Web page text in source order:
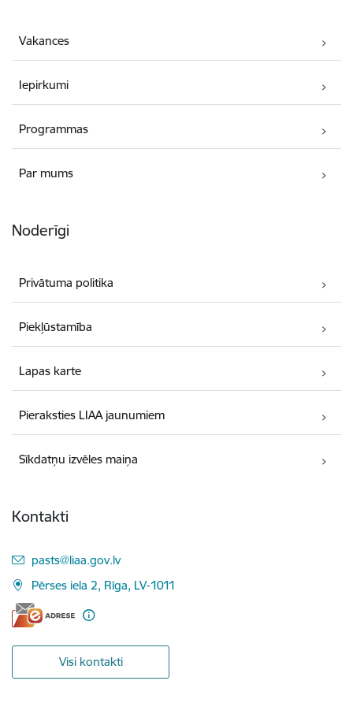
Vakances
Iepirkumi
Programmas
Par mums
Noderīgi
Privātuma politika
Piekļūstamība
Lapas karte
Pieraksties LIAA jaunumiem
Sīkdatņu izvēles maiņa
Kontakti
E-pasts:
pasts@liaa.gov.lv
Pērses iela 2, Rīga, LV-1011
Visi kontakti